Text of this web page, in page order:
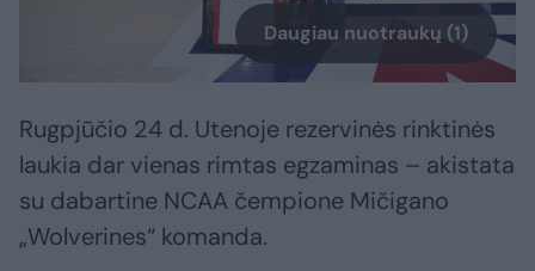
Daugiau nuotraukų (1)
Rugpjūčio 24 d. Utenoje rezervinės rinktinės
laukia dar vienas rimtas egzaminas – akistata
su dabartine NCAA čempione Mičigano
„Wolverines“ komanda.